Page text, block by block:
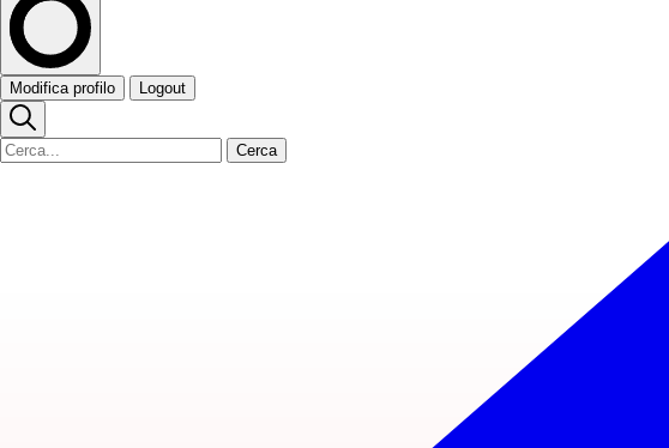
Modifica profilo Logout
Cerca